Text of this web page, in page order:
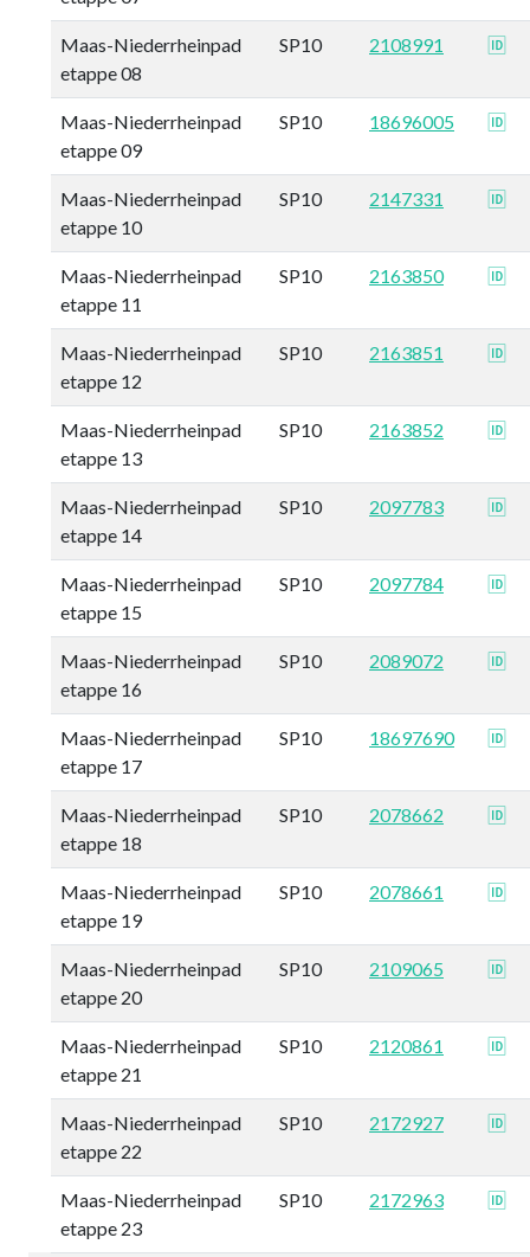
Maas-Niederrheinpad
etappe 08
SP10 2108991 🆔
Maas-Niederrheinpad
etappe 09
SP10 18696005 🆔
Maas-Niederrheinpad
etappe 10
SP10 2147331 🆔
Maas-Niederrheinpad
etappe 11
SP10 2163850 🆔
Maas-Niederrheinpad
etappe 12
SP10 2163851 🆔
Maas-Niederrheinpad
etappe 13
SP10 2163852 🆔
Maas-Niederrheinpad
etappe 14
SP10 2097783 🆔
Maas-Niederrheinpad
etappe 15
SP10 2097784 🆔
Maas-Niederrheinpad
etappe 16
SP10 2089072 🆔
Maas-Niederrheinpad
etappe 17
SP10 18697690 🆔
Maas-Niederrheinpad
etappe 18
SP10 2078662 🆔
Maas-Niederrheinpad
etappe 19
SP10 2078661 🆔
Maas-Niederrheinpad
etappe 20
SP10 2109065 🆔
Maas-Niederrheinpad
etappe 21
SP10 2120861 🆔
Maas-Niederrheinpad
etappe 22
SP10 2172927 🆔
Maas-Niederrheinpad
etappe 23
SP10 2172963 🆔